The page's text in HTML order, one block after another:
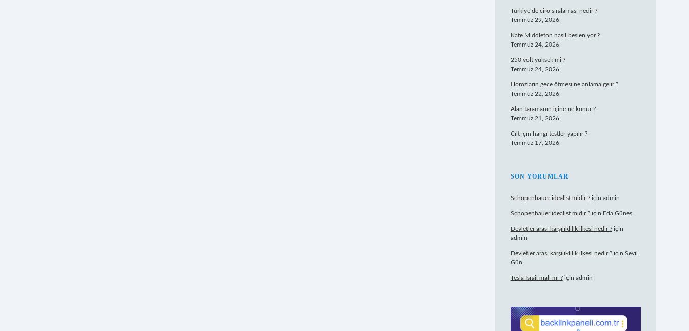
Türkiye’de ciro sıralaması nedir ?
Temmuz 29, 2026
Kate Middleton nasıl besleniyor ?
Temmuz 24, 2026
250 volt yüksek mi ?
Temmuz 24, 2026
Horozların gece ötmesi ne anlama gelir ?
Temmuz 22, 2026
Alan taramanın içine ne konur ?
Temmuz 21, 2026
Cilt için hangi testler yapılır ?
Temmuz 17, 2026
SON YORUMLAR
Schopenhauer idealist midir ?için admin
Schopenhauer idealist midir ?için Eda Güneş
Devletler arası karşılıklılık ilkesi nedir ?için
admin
Devletler arası karşılıklılık ilkesi nedir ?için Sevil
Gün
Tesla İsrail malı mı ?için admin